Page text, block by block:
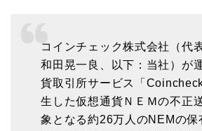
コインチェック株式会社（代
和田晃一良、以下：当社）が
貨取引所サービス「
生した仮想通貨ＮＥＭの不正
象となる約26万人のNEMの保